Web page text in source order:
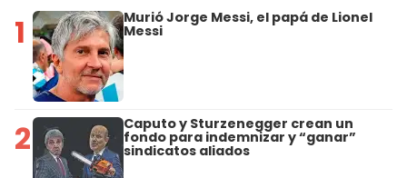
1 Murió Jorge Messi, el papá de Lionel
Messi
2 Caputo y Sturzenegger crean un
fondo para indemnizar y “ganar”
sindicatos aliados